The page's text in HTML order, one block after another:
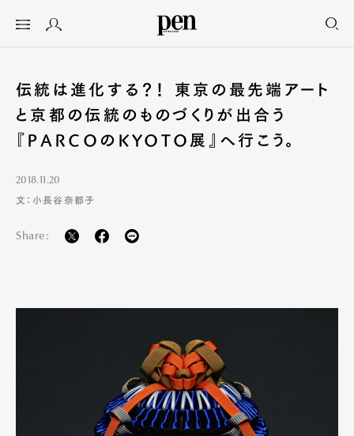
伝統は進化する？！ 東京の最先端アート
と京都の伝統のものづくりが出合う
『PARCOのKYOTO展』へ行こう。
2018.11.20
文：小長谷奈都子
Share: